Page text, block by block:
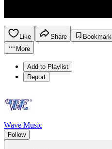
Like Share
Bookmark
More
Add to Playlist
Report
Wave Music
Follow